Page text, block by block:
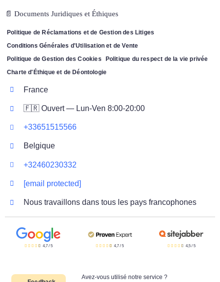
📄 Documents Juridiques et Éthiques
Politique de Réclamations et de Gestion des Litiges
Conditions Générales d'Utilisation et de Vente
Politique de Gestion des Cookies
Politique du respect de la vie privée
Charte d'Éthique et de Déontologie
France
🇫🇷 Ouvert — Lun-Ven 8:00-20:00
+33651515566
Belgique
+32460230332
[email protected]
Nous travaillons dans tous les pays francophones
4,7/ 5 4,7 /5 4,5/ 5
Avez-vous utilisé notre service ?